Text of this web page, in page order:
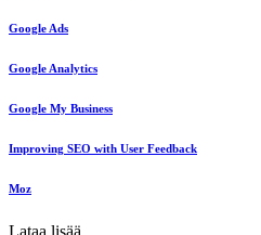
Google Ads
Google Analytics
Google My Business
Improving SEO with User Feedback
Moz
Lataa lisää